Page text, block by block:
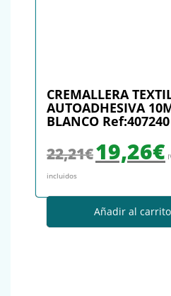
CREMALLERA
AUTOADHESIVA
BLANCO Ref:407240
22,21€19,26€
incluidos
Añadir al carrito